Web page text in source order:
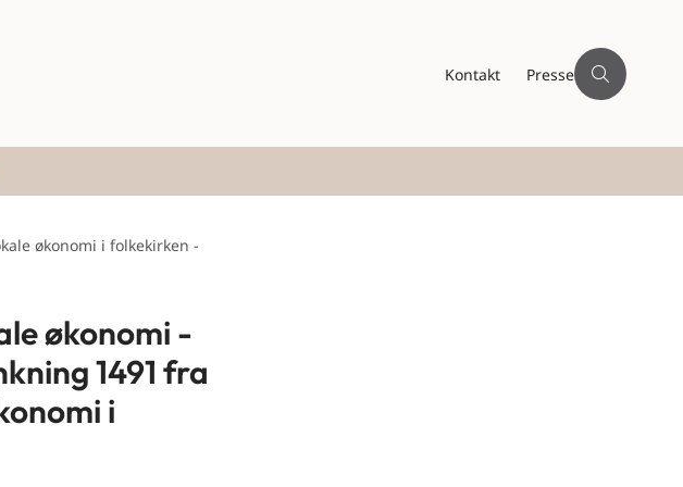
Kontakt Presse
økonomi i folkekirken -
økonomi -
1491 fra
i